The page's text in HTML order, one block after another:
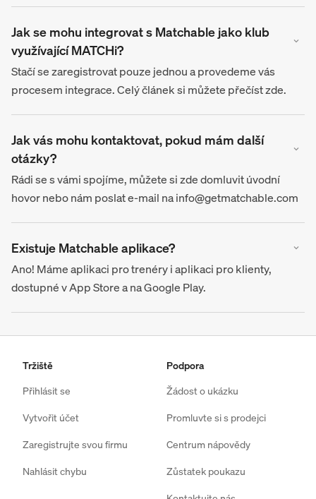
Jak se mohu integrovat s Matchable jako klub
využívající MATCHi?
Stačí se zaregistrovat pouze jednou a provedeme vás
procesem integrace. Celý článek si můžete přečíst zde.
Jak vás mohu kontaktovat, pokud mám další
otázky?
Rádi se s vámi spojíme, můžete si zde domluvit úvodní
hovor nebo nám poslat e-mail na info@getmatchable.com
Existuje Matchable aplikace?
Ano! Máme aplikaci pro trenéry i aplikaci pro klienty,
dostupné v App Store a na Google Play.
Tržiště
Přihlásit se
Vytvořit účet
Zaregistrujte svou firmu
Nahlásit chybu
Podpora
Žádost o ukázku
Promluvte si s prodejci
Centrum nápovědy
Zůstatek poukazu